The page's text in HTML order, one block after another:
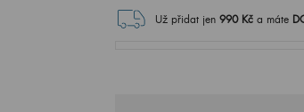
Už přidat jen 990Kč a máte